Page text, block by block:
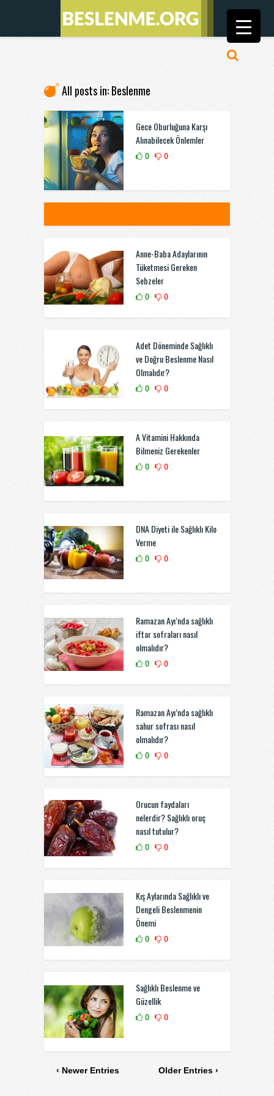
All posts in: Beslenme
Gece Oburluğuna Karşı
Alınabilecek Önlemler
0 0
Anne-Baba Adaylarının
Tüketmesi Gereken
Sebzeler
0 0
Adet Döneminde Sağlıklı
ve Doğru Beslenme Nasıl
Olmalıdır?
0 0
A Vitamini Hakkında
Bilmeniz Gerekenler
0 0
DNA Diyeti ile Sağlıklı Kilo
Verme
0 0
Ramazan Ayı’nda sağlıklı
iftar sofraları nasıl
olmalıdır?
0 0
Ramazan Ayı’nda sağlıklı
sahur sofrası nasıl
olmalıdır?
0 0
Orucun faydaları
nelerdir? Sağlıklı oruç
nasıl tutulur?
0 0
Kış Aylarında Sağlıklı ve
Dengeli Beslenmenin
Önemi
0 0
Sağlıklı Beslenme ve
Güzellik
0 0
Older Entries ›
‹ Newer Entries